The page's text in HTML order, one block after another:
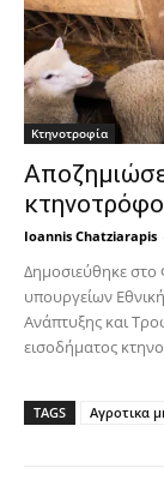
Κτηνοτροφία
Ioannis Chatziarapis
Δημοσιεύθηκε
υπουργείων
Ανάπτυξης και
εισοδήματος
TAGS Αγροτικα